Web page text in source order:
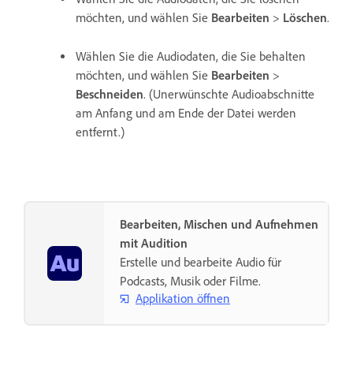
möchten, und wählen Sie Bearbeiten > Löschen.
Wählen Sie die Audiodaten, die Sie behalten
möchten, und wählen Sie Bearbeiten >
Beschneiden. (Unerwünschte Audioabschnitte
am Anfang und am Ende der Datei werden
entfernt.)
Bearbeiten, Mischen und Aufnehmen
mit Audition
Erstelle und bearbeite Audio für
Podcasts, Musik oder Filme.
Applikation öffnen